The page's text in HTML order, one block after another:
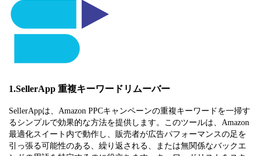
1.SellerApp 重複キーワードリムーバー
SellerAppは、Amazon PPCキャンペーンの重複キーワードを一掃す
るシンプルで効果的な方法を提供します。このツールは、Amazon
最適化スイート内で動作し、販売者が広告パフォーマンスの足を
引っ張る可能性のある、繰り返される、または無関係なバックエ